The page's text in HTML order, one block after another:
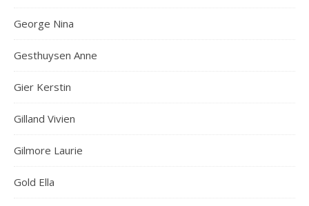
George Nina
Gesthuysen Anne
Gier Kerstin
Gilland Vivien
Gilmore Laurie
Gold Ella